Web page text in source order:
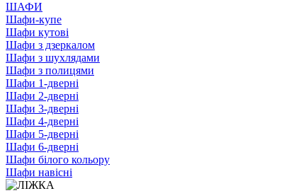
ШАФИ
Шафи-купе
Шафи кутові
Шафи з дзеркалом
Шафи з шухлядами
Шафи з полицями
Шафи 1-дверні
Шафи 2-дверні
Шафи 3-дверні
Шафи 4-дверні
Шафи 5-дверні
Шафи 6-дверні
Шафи білого кольору
Шафи навісні